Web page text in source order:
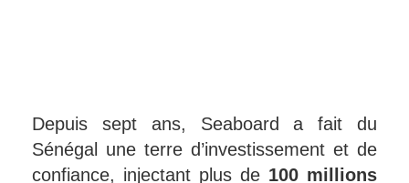
Depuis sept ans, Seaboard a fait du
Sénégal une terre d’investissement et de
confiance, injectant plus de 100 millions